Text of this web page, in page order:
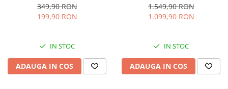
Termostat 80 - 200 °C, 8
programe predefinite, Negru
349,90 RON
199,90 RON
IN STOC
ADAUGA IN COS
Termostat reglabil, Iluminare
LED, Picioare ajustabile, Usi
1.549,90 RON
1.099,90 RON
IN STOC
ADAUGA IN COS